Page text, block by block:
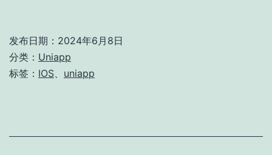
iPhone
发布日期： 2024年6月8日
分类： Uniapp
标签： IOS uniapp